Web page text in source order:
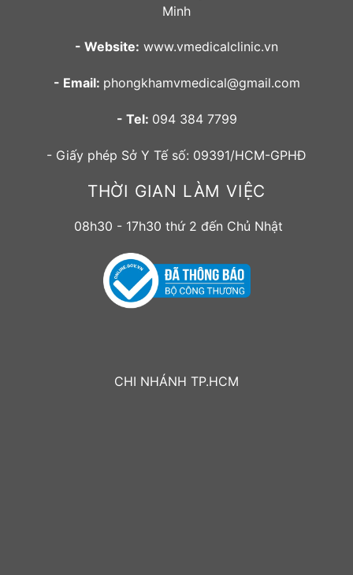
Minh
- Website: www.vmedicalclinic.vn
- Email: phongkhamvmedical@gmail.com
- Tel: 094 384 7799
- Giấy phép Sở Y Tế số: 09391/HCM-GPHĐ
THỜI GIAN LÀM VIỆC
08h30 - 17h30 thứ 2 đến Chủ Nhật
CHI NHÁNH TP.HCM